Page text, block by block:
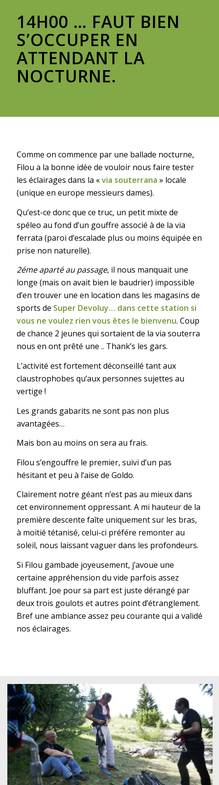
14H00 … FAUT BIEN
S’OCCUPER EN
ATTENDANT LA
NOCTURNE.
Comme on commence par une ballade nocturne,
Filou a la bonne idée de vouloir nous faire tester
les éclairages dans la «via souterrana » locale
(unique en europe messieurs dames).
Qu’est-ce donc que ce truc, un petit mixte de
spéleo au fond d’un gouffre associé à de la via
ferrata (paroi d’escalade plus ou moins équipée en
prise non naturelle).
2éme aparté au passage, il nous manquait une
longe (mais on avait bien le baudrier) impossible
d’en trouver une en location dans les magasins de
sports de Super Devoluy… dans cette station si
vous ne voulez rien vous êtes le bienvenu. Coup
de chance 2 jeunes qui sortaient de la via souterra
nous en ont prêté une .. Thank’s les gars.
L’activité est fortement déconseillé tant aux
claustrophobes qu’aux personnes sujettes au
vertige !
Les grands gabarits ne sont pas non plus
avantagées…
Mais bon au moins on sera au frais.
Filou s’engouffre le premier, suivi d’un pas
hésitant et peu à l’aise de Goldo.
Clairement notre géant n’est pas au mieux dans
cet environnement oppressant. A mi hauteur de la
première descente faîte uniquement sur les bras,
à moitié tétanisé, celui-ci préfére remonter au
soleil, nous laissant vaguer dans les profondeurs.
Si Filou gambade joyeusement, j’avoue une
certaine appréhension du vide parfois assez
bluffant. Joe pour sa part est juste dérangé par
deux trois goulots et autres point d’étranglement.
Bref une ambiance assez peu courante qui a validé
nos éclairages.